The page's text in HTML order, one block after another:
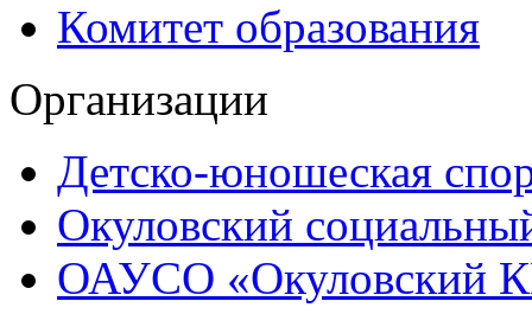
Комитет образования
Организации
Детско-юношеская
Окуловский
ОАУСО «Окуловский